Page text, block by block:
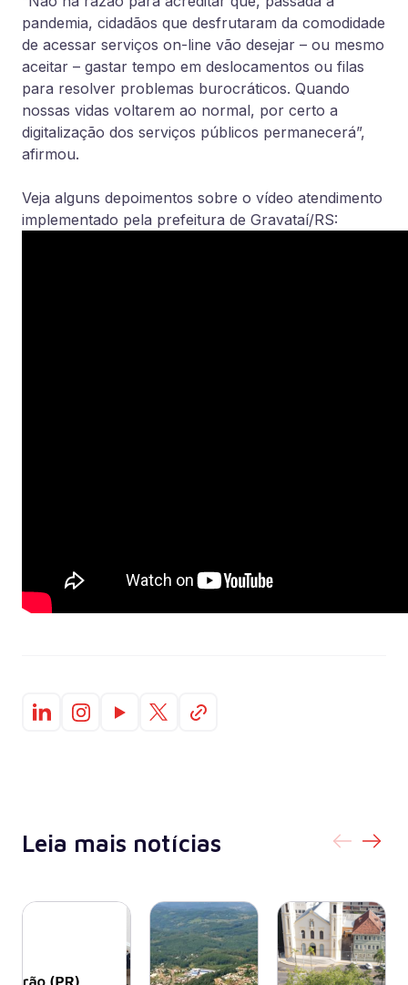
pandemia, cidadãos que desfrutaram da comodidade
de acessar serviços on-line vão desejar – ou mesmo
aceitar – gastar tempo em deslocamentos ou filas
para resolver problemas burocráticos. Quando
nossas vidas voltarem ao normal, por certo a
digitalização dos serviços públicos permanecerá”,
afirmou.
Veja alguns depoimentos sobre o vídeo atendimento
implementado pela prefeitura de Gravataí/RS:
Leia mais notícias